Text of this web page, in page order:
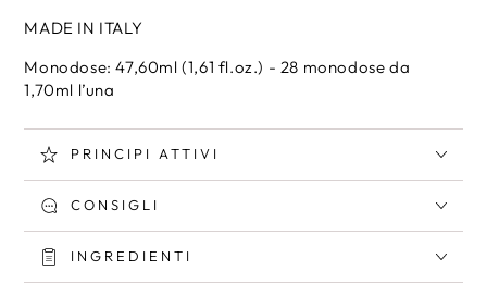
MADE IN ITALY
Monodose: 47,60ml (1,61 fl.oz.) - 28 monodose da
1,70ml l’una
PRINCIPI ATTIVI
CONSIGLI
INGREDIENTI